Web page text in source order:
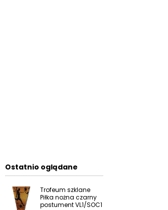
Ostatnio oglądane
Trofeum szklane
Piłka nożna czarny
postument VL1/SOC1